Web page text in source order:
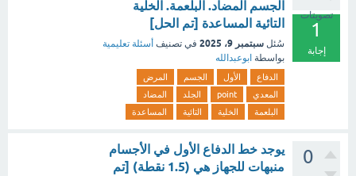
تصويتات
1
إجابة
الجسم المضاد. البلعمة. الخلية
التائية المساعدة [تم الحل]
سُئل سبتمبر 9، 2025 في تصنيف أسئلة تعليمية
بواسطة ابوعبدالله
الدفاع الأول الجسم
المرض
المعدي
point الجلد
المضاد
البلعمة
الخلية التائية المساعدة
0
‏يوجد خط الدفاع الأول في الأجسام
منبهات للجهاز هي (1.5 نقطة) [تم